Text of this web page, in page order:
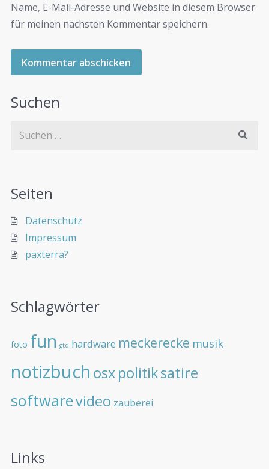
Name, E-Mail-Adresse und Website in diesem Browser
für meinen nächsten Kommentar speichern.
Suchen
Seiten
Datenschutz
Impressum
paxterra?
Schlagwörter
foto fun gtd hardware meckerecke musik
notizbuch osxpolitiksatire
softwarevideo zauberei
Links